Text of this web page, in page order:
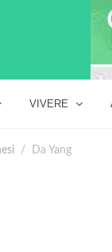
VIVERE
Da Yang